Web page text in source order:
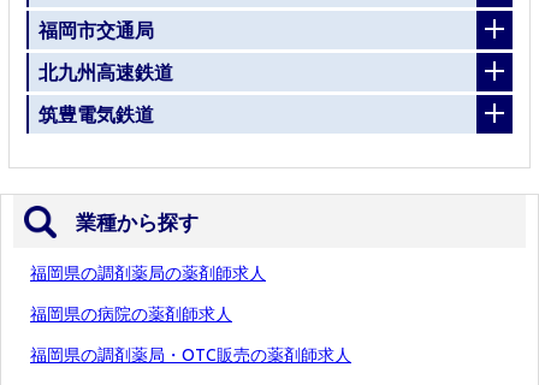
福岡市交通局
北九州高速鉄道
筑豊電気鉄道
業種から探す
福岡県の調剤薬局の薬剤師求人
福岡県の病院の薬剤師求人
福岡県の調剤薬局・OTC販売の薬剤師求人